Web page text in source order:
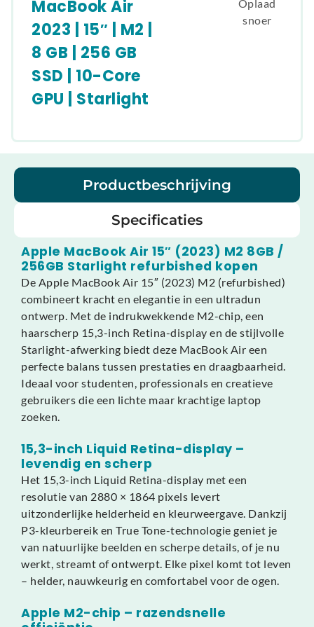
MacBook Air
2023 | 15″ | M2 |
8 GB | 256 GB
SSD | 10-Core
GPU | Starlight
Oplaad
snoer
Productbeschrijving
Specificaties
Apple MacBook Air 15″ (2023) M2 8GB /
256GB Starlight refurbished kopen
De Apple MacBook Air 15″ (2023) M2 (refurbished)
combineert kracht en elegantie in een ultradun
ontwerp. Met de indrukwekkende M2-chip, een
haarscherp 15,3-inch Retina-display en de stijlvolle
Starlight-afwerking biedt deze MacBook Air een
perfecte balans tussen prestaties en draagbaarheid.
Ideaal voor studenten, professionals en creatieve
gebruikers die een lichte maar krachtige laptop
zoeken.
15,3-inch Liquid Retina-display –
levendig en scherp
Het 15,3-inch Liquid Retina-display met een
resolutie van 2880 × 1864 pixels levert
uitzonderlijke helderheid en kleurweergave. Dankzij
P3-kleurbereik en True Tone-technologie geniet je
van natuurlijke beelden en scherpe details, of je nu
werkt, streamt of ontwerpt. Elke pixel komt tot leven
– helder, nauwkeurig en comfortabel voor de ogen.
Apple M2-chip – razendsnelle